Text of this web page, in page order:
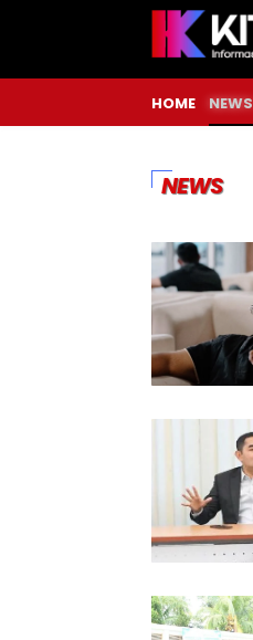
HOME NEWS
NEWS